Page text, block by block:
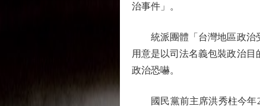
治事件」。
統派團體「台灣地區政治受
用意是以司法名義包裝政治
政治恐嚇。
國民黨前主席洪秀柱今年2